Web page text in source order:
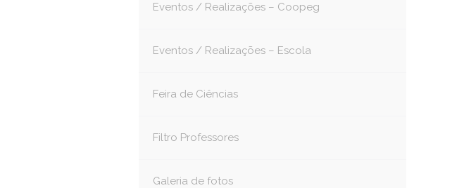
Eventos / Realizações – Coopeg
Eventos / Realizações – Escola
Feira de Ciências
Filtro Professores
Galeria de fotos